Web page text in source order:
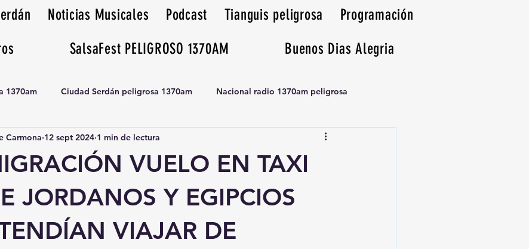
Noticias Musicales Podcast Tianguis peligrosa
Programación
SalsaFest PELIGROSO 1370AM Buenos Dias Alegria
1370am Ciudad Serdán peligrosa 1370am Nacional radio 1370am peligrosa
Tianguis peligrosa 1370am huamantla
VUELO EN TAXI
JORDANOS Y EGIPCIOS
VIAJAR DE
Carmona 12 sept 2024 1 min de lectura